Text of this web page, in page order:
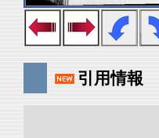
引用情報